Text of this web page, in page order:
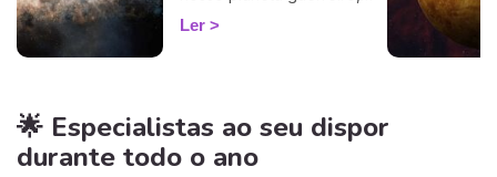
guarda a espada, deixa a
agitação mental de Gémeos
Muitos astrólogos
desprezam este trânsito por
o acharem «fraco»… mas eu
Ler
🌟 Especialistas ao seu dispor
durante todo o ano